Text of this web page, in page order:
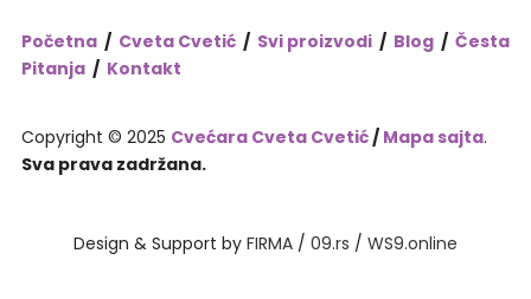
Početna / Cveta Cvetić / Svi proizvodi / Blog / Česta
Pitanja / Kontakt
Copyright © 2025 Cvećara Cveta Cvetić / Mapa sajta.
Sva prava zadržana.
Design & Support by FIRMA / 09.rs / WS9.online